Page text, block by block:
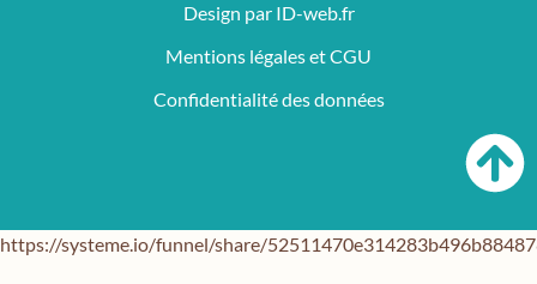
Design par ID-web.fr
Mentions légales et CGU
Confidentialité des données
https://systeme.io/funnel/share/